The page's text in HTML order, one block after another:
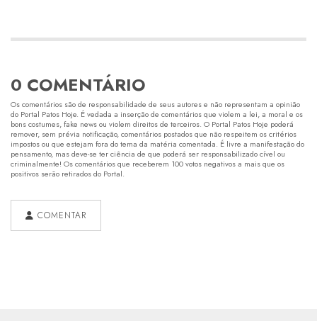
0 COMENTÁRIO
Os comentários são de responsabilidade de seus autores e não representam a opinião
do Portal Patos Hoje. É vedada a inserção de comentários que violem a lei, a moral e os
bons costumes, fake news ou violem direitos de terceiros. O Portal Patos Hoje poderá
remover, sem prévia notificação, comentários postados que não respeitem os critérios
impostos ou que estejam fora do tema da matéria comentada. É livre a manifestação do
pensamento, mas deve-se ter ciência de que poderá ser responsabilizado cível ou
criminalmente! Os comentários que receberem 100 votos negativos a mais que os
positivos serão retirados do Portal.
COMENTAR